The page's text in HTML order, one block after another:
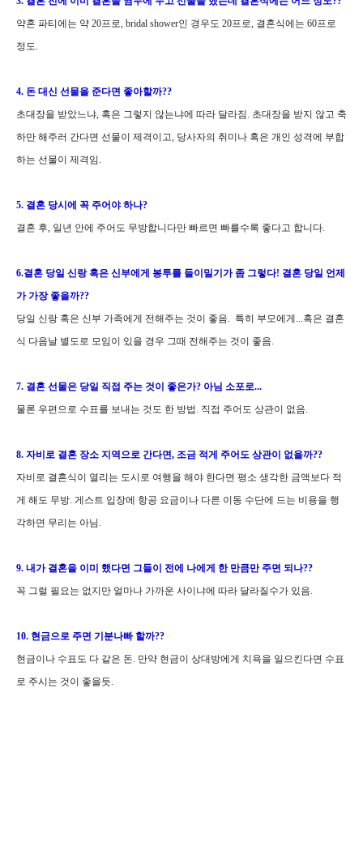
약혼 파티에는 약 20프로, bridal shower인 경우도 20프로, 결혼식에는 60프로
정도.
4. 돈 대신 선물을 준다면 좋아할까??
초대장을 받았느냐, 혹은 그렇지 않는냐에 따라 달라짐. 초대장을 받지 않고 축
하만 해주러 간다면 선물이 제격이고, 당사자의 취미나 혹은 개인 성격에 부합
하는 선물이 제격임.
5. 결혼 당시에 꼭 주어야 하나?
결혼 후, 일년 안에 주어도 무방합니다만 빠르면 빠를수록 좋다고 합니다.
6.결혼 당일 신랑 혹은 신부에게 봉투를 들이밀기가 좀 그렇다! 결혼 당일 언제
가 가장 좋을까??
당일 신랑 혹은 신부 가족에게 전해주는 것이 좋음. 특히 부모에게...혹은 결혼
식 다음날 별도로 모임이 있을 경우 그때 전해주는 것이 좋음.
7. 결혼 선물은 당일 직접 주는 것이 좋은가? 아님 소포로...
물론 우편으로 수표를 보내는 것도 한 방법. 직접 주어도 상관이 없음.
8. 자비로 결혼 장소 지역으로 간다면, 조금 적게 주어도 상관이 없을까??
자비로 결혼식이 열리는 도시로 여행을 해야 한다면 평소 생각한 금액보다 적
게 해도 무방. 게스트 입장에 항공 요금이나 다른 이동 수단에 드는 비용을 행
각하면 무리는 아님.
9. 내가 결혼을 이미 했다면 그들이 전에 나에게 한 만큼만 주면 되나??
꼭 그럴 필요는 없지만 얼마나 가까운 사이냐에 따라 달라질수가 있음.
10. 현금으로 주면 기분나빠 할까??
현금이나 수표도 다 같은 돈. 만약 현금이 상대방에게 치욕을 일으킨다면 수표
로 주시는 것이 좋을듯.